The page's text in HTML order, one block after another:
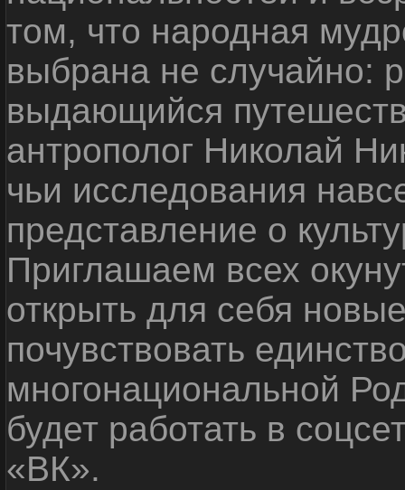
том, что народная
выбрана не случайно:
выдающийся
антрополог Николай
чьи исследования
представление о
Приглашаем всех
открыть для себя
почувствовать
многонациональной
будет работать в
«ВК».